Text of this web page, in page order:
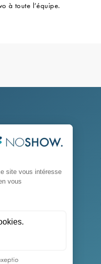
à toute l’équipe.
la
est
marché.